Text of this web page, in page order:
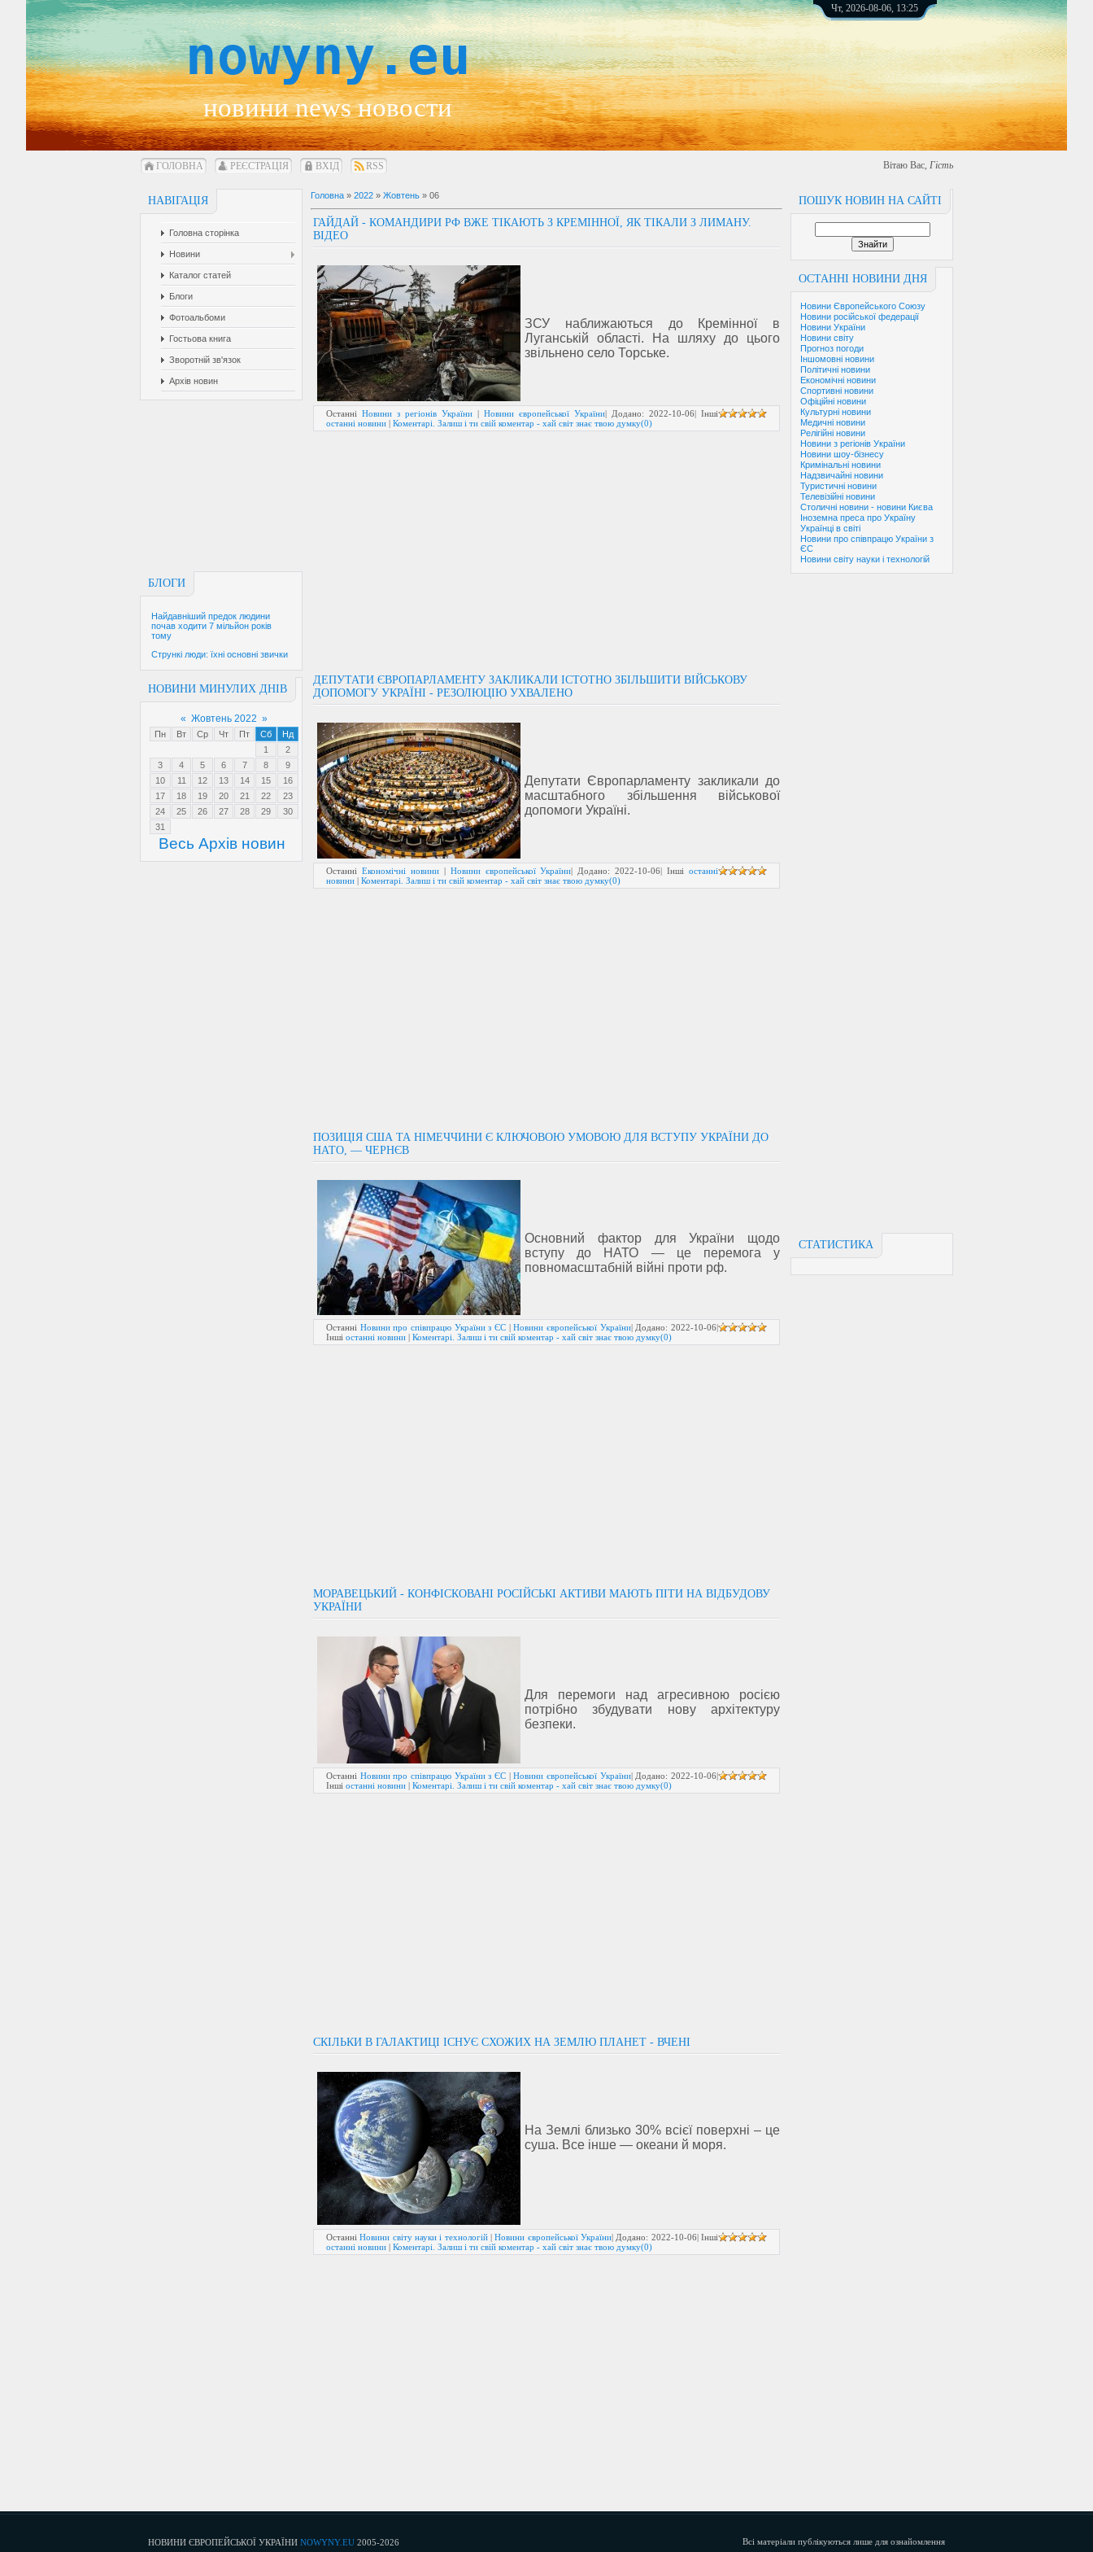
nowyny.eu
новини news новости
Чт, 2026-08-06, 13:25
ГОЛОВНА РЕЄСТРАЦІЯ ВХІД RSS Вітаю Вас, Гість
НАВІГАЦІЯ
Головна сторінка
Новини
Каталог статей
Блоги
Фотоальбоми
Гостьова книга
Зворотній зв'язок
Архів новин
БЛОГИ
Найдавніший предок людини
почав ходити 7 мільйон років
тому
Стрункі люди: їхні основні звички
НОВИНИ МИНУЛИХ ДНІВ
« Жовтень 2022 »
Пн Вт Ср Чт Пт Сб
Нд
1
2
3
4 5 6 7 8
9
10
11 12 13 14 15
16
17
18 19 20 21 22
23
24
25 26 27 28 29
30
31
Весь Архів новин
ПОШУК НОВИН НА САЙТІ
ОСТАННІ НОВИНИ ДНЯ
Новини Європейського Союзу
Новини російської федерації
Новини України
Новини світу
Прогноз погоди
Іншомовні новини
Політичні новини
Економічні новини
Спортивні новини
Офіційні новини
Культурні новини
Медичні новини
Релігійні новини
Новини з регіонів України
Новини шоу-бізнесу
Кримінальні новини
Надзвичайні новини
Туристичні новини
Телевізійні новини
Столичні новини - новини Києва
Іноземна преса про Україну
Українці в світі
Новини про співпрацю України з
ЄС
Новини світу науки і технологій
СТАТИСТИКА
Головна » 2022 » Жовтень » 06
ГАЙДАЙ - КОМАНДИРИ РФ ВЖЕ ТІКАЮТЬ З КРЕМІННОЇ, ЯК ТІКАЛИ З ЛИМАНУ.
ВІДЕО
ЗСУ наближаються до Кремінної в
Луганській області. На шляху до цього
звільнено село Торське.
Останні Новини з регіонів України | Новини європейської України| Додано: 2022-10-06| Інші
останні новини | Коментарі. Залиш і ти свій коментар - хай світ знає твою думку(0)
ДЕПУТАТИ ЄВРОПАРЛАМЕНТУ ЗАКЛИКАЛИ ІСТОТНО ЗБІЛЬШИТИ ВІЙСЬКОВУ
ДОПОМОГУ УКРАЇНІ - РЕЗОЛЮЦІЮ УХВАЛЕНО
Депутати Європарламенту закликали до
масштабного збільшення військової
допомоги Україні.
Останні Економічні новини| Новини європейської України| Додано:2022-10-06| Іншіостанні
новини | Коментарі. Залиш і ти свій коментар - хай світ знає твою думку(0)
ПОЗИЦІЯ США ТА НІМЕЧЧИНИ Є КЛЮЧОВОЮ УМОВОЮ ДЛЯ ВСТУПУ УКРАЇНИ ДО
НАТО, — ЧЕРНЄВ
Основний фактор для України щодо
вступу до НАТО — це перемога у
повномасштабній війні проти рф.
Останні Новини про співпрацю України з ЄС |Новини європейської України| Додано:2022-10-06|
Інші останні новини | Коментарі. Залиш і ти свій коментар - хай світ знає твою думку(0)
МОРАВЕЦЬКИЙ - КОНФІСКОВАНІ РОСІЙСЬКІ АКТИВИ МАЮТЬ ПІТИ НА ВІДБУДОВУ
УКРАЇНИ
Для перемоги над агресивною росією
потрібно збудувати нову архітектуру
безпеки.
Останні Новини про співпрацю України з ЄС |Новини європейської України| Додано:2022-10-06|
Інші останні новини | Коментарі. Залиш і ти свій коментар - хай світ знає твою думку(0)
СКІЛЬКИ В ГАЛАКТИЦІ ІСНУЄ СХОЖИХ НА ЗЕМЛЮ ПЛАНЕТ - ВЧЕНІ
На Землі близько 30% всієї поверхні – це
суша. Все інше — океани й моря.
ОстанніНовини світу науки і технологій|Новини європейської України| Додано: 2022-10-06| Інші
останні новини | Коментарі. Залиш і ти свій коментар - хай світ знає твою думку(0)
НОВИНИ ЄВРОПЕЙСЬКОЇ УКРАЇНИ NOWYNY.EU 2005-2026 Всі матеріали публікуються лише для ознайомлення